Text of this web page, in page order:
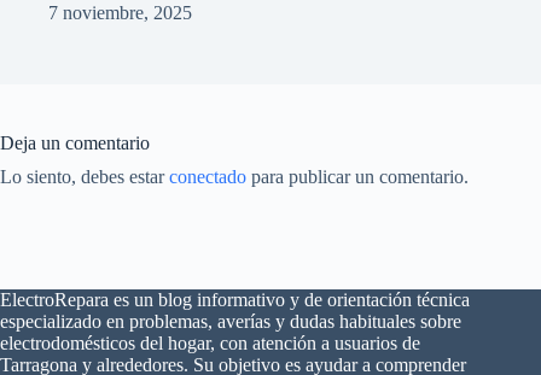
7 noviembre, 2025
Deja un comentario
Lo siento, debes estarconectado para publicar un comentario.
ElectroRepara es un blog informativo y de orientación técnica
especializado en problemas, averías y dudas habituales sobre
electrodomésticos del hogar, con atención a usuarios de
Tarragona y alrededores. Su objetivo es ayudar a comprender